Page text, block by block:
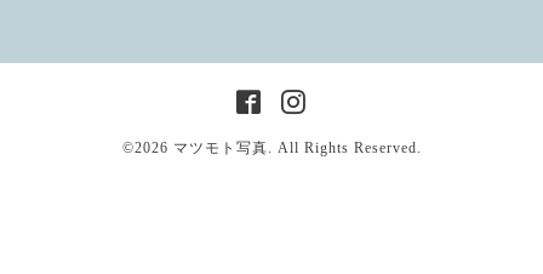
©2026 マツモト写真. All Rights Reserved.